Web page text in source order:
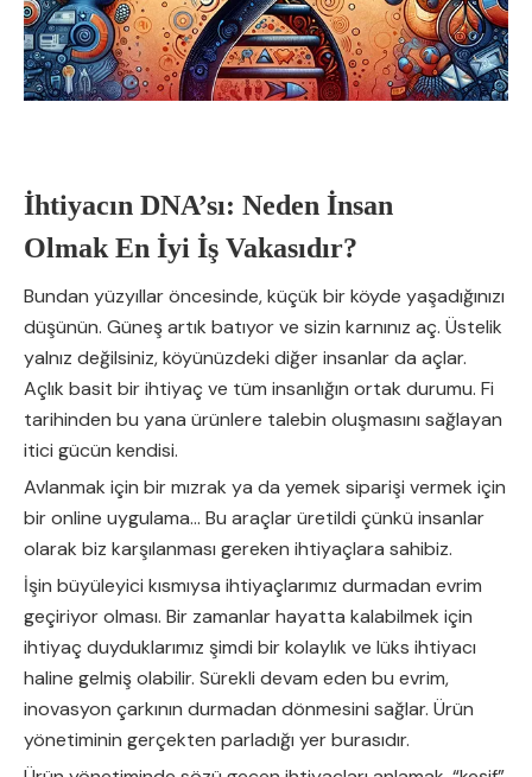
İhtiyacın DNA’sı: Neden İnsan
Olmak En İyi İş Vakasıdır?
Bundan yüzyıllar öncesinde, küçük bir köyde yaşadığınızı
düşünün. Güneş artık batıyor ve sizin karnınız aç. Üstelik
yalnız değilsiniz, köyünüzdeki diğer insanlar da açlar.
Açlık basit bir ihtiyaç ve tüm insanlığın ortak durumu. Fi
tarihinden bu yana ürünlere talebin oluşmasını sağlayan
itici gücün kendisi.
Avlanmak için bir mızrak ya da yemek siparişi vermek için
bir online uygulama… Bu araçlar üretildi çünkü insanlar
olarak biz karşılanması gereken ihtiyaçlara sahibiz.
İşin büyüleyici kısmıysa ihtiyaçlarımız durmadan evrim
geçiriyor olması. Bir zamanlar hayatta kalabilmek için
ihtiyaç duyduklarımız şimdi bir kolaylık ve lüks ihtiyacı
haline gelmiş olabilir. Sürekli devam eden bu evrim,
inovasyon çarkının durmadan dönmesini sağlar. Ürün
yönetiminin gerçekten parladığı yer burasıdır.